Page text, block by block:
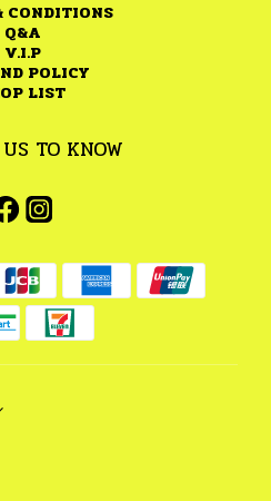
CONDITIONS
Q&A
V.I.P
POLICY
LIST
TO KNOW